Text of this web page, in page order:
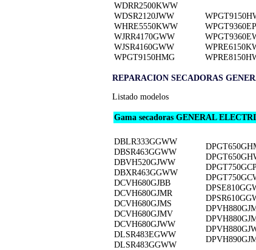
WDRR2500KWW
WDSR2120JWW
WHRE5550KWW
WJRR4170GWW
WJSR4160GWW
WPGT9150HMG
REPARACION SECADORAS
Listado modelos
Gama secadoras GENERAL
DBLR333GGWW
DBSR463GGWW
DBVH520GJWW
DBXR463GGWW
DCVH680GJBB
DCVH680GJMR
DCVH680GJMS
DCVH680GJMV
DCVH680GJWW
DLSR483EGWW
DLSR483GGWW